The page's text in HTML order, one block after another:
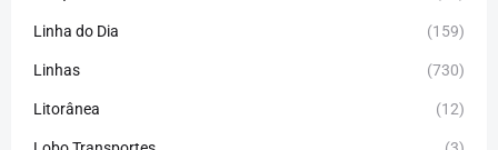
Linha do Dia (159)
Linhas (730)
Litorânea (12)